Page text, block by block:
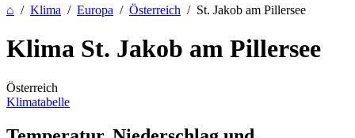
⌂ / Klima / Europa / Österreich / St. Jakob am Pillersee
Klima St. Jakob am Pillersee
Österreich
Klimatabelle